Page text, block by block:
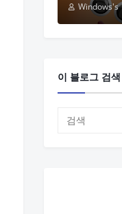
Windows's
이 블로그 검색